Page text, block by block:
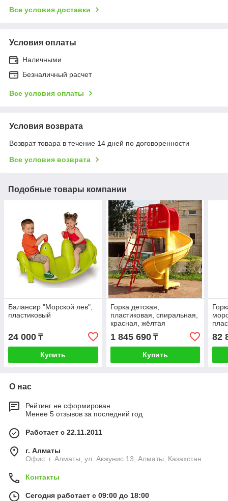
Все условия доставки
Условия оплаты
Наличными
Безналичный расчет
Все условия оплаты
Условия возврата
Возврат товара в течение 14 дней по договоренности
Все условия возврата
Подобные товары компании
Балансир "Морской лев",
пластиковый
24 000 ₸
Купить
Горка детская,
пластиковая, спиральная,
красная, жёлтая
1 845 690₸
Купить
82
О нас
Рейтинг не сформирован
Менее 5 отзывов за последний год
Работает с 22.11.2011
г. Алматы
Офис: г. Алматы, ул. Акжунис 13, Алматы, Казахстан
Контакты
Сегодня работает с 09:00 до 18:00